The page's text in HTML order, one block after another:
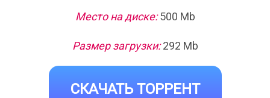
Место на диске:500 Mb
Размер загрузки:292 Mb
СКАЧАТЬ ТОРРЕНТ